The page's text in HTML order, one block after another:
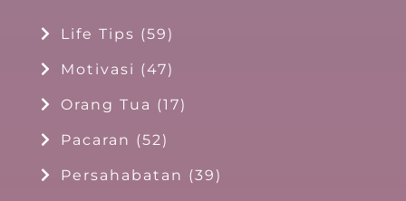
Life Tips (59)
Motivasi (47)
Orang Tua (17)
Pacaran (52)
Persahabatan (39)